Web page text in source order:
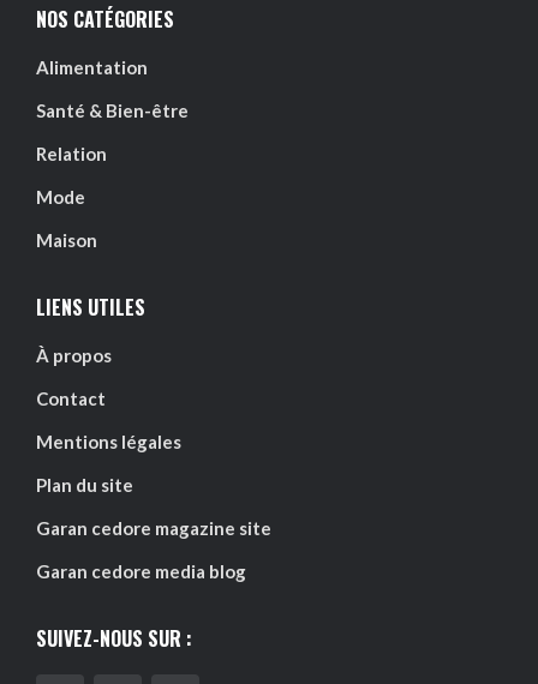
NOS CATÉGORIES
Alimentation
Santé & Bien-être
Relation
Mode
Maison
LIENS UTILES
À propos
Contact
Mentions légales
Plan du site
Garan cedore magazine site
Garan cedore media blog
SUIVEZ-NOUS SUR :